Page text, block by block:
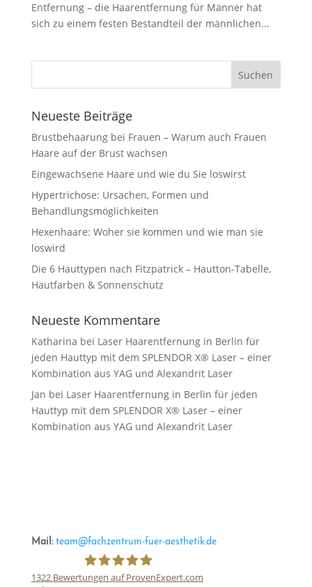
Entfernung – die Haarentfernung für Männer hat
sich zu einem festen Bestandteil der männlichen...
Neueste Beiträge
Brustbehaarung bei Frauen – Warum auch Frauen
Haare auf der Brust wachsen
Eingewachsene Haare und wie du Sie loswirst
Hypertrichose: Ursachen, Formen und
Behandlungsmöglichkeiten
Hexenhaare: Woher sie kommen und wie man sie
loswird
Die 6 Hauttypen nach Fitzpatrick – Hautton-Tabelle,
Hautfarben & Sonnenschutz
Neueste Kommentare
Katharina bei Laser Haarentfernung in Berlin für
jeden Hauttyp mit dem SPLENDOR X® Laser – einer
Kombination aus YAG und Alexandrit Laser
Jan bei Laser Haarentfernung in Berlin für jeden
Hauttyp mit dem SPLENDOR X® Laser – einer
Kombination aus YAG und Alexandrit Laser
Mail: team@fachzentrum-fuer-aesthetik.de
1322Bewertungen auf ProvenExpert.com